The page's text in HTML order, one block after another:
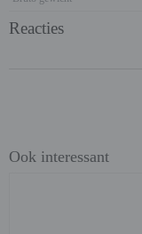
Reacties
Ook interessant